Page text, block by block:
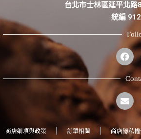
台北市士林區延平北
統編
商店細項與政策 訂單相關 商店隱私